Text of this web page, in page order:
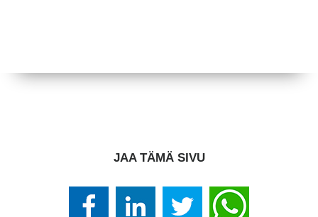
JAA TÄMÄ SIVU